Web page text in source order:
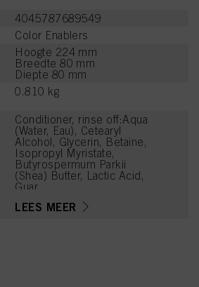
4045787689549
Color Enablers
Hoogte 224 mm
Breedte 80 mm
Diepte 80 mm
0.810 kg
Conditioner, rinse off:Aqua
(Water, Eau), Cetearyl
Alcohol, Glycerin, Betaine,
Isopropyl Myristate,
Butyrospermum Parkii
(Shea) Butter, Lactic Acid,
Guar
Chloride, PPG-3 Benzyl
LEES MEER